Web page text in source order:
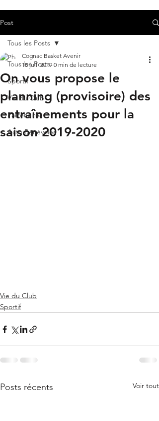
Post
Tous les Posts
Sportif
Vie du Club
Partenaires
Actu Bénévoles
Tous les Posts
On vous propose le
planning (provisoire) des
entraînements pour la
saison 2019-2020
Cognac Basket Avenir
15 juil. 2019 0 min de lecture
Vie du Club
Sportif
Posts récents Voir tout